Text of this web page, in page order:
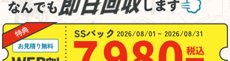
2026/08/01 ~ 2026/08/31